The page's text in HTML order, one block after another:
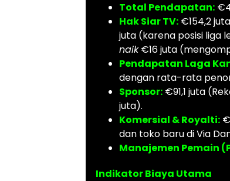
Total Pendapatan:
Hak Siar TV: €154,2
juta (karena posisi liga
naik€16 juta
Pendapatan Laga
dengan rata-rata
Sponsor: €91,1 juta
juta).
Komersial & Royalti:
dan toko baru di Via
Manajemen Pemain
Indikator Biaya Utama